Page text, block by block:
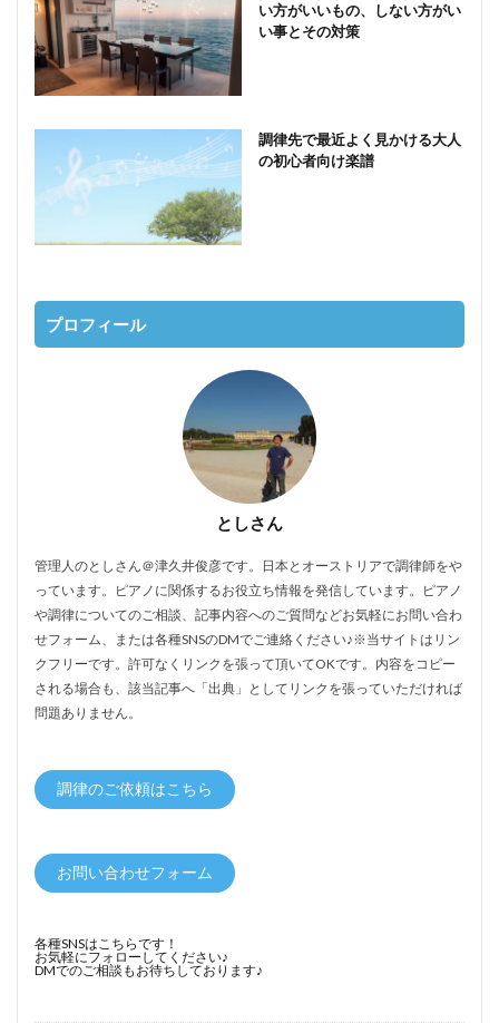
い方がいいもの、しない方がい
い事とその対策
調律先で最近よく見かける大人
の初心者向け楽譜
プロフィール
としさん
管理人のとしさん＠津久井俊彦です。日本とオーストリアで調律師をや
っています。ピアノに関係するお役立ち情報を発信しています。ピアノ
や調律についてのご相談、記事内容へのご質問などお気軽にお問い合わ
せフォーム、または各種SNSのDMでご連絡ください♪※当サイトはリン
クフリーです。許可なくリンクを張って頂いてOKです。内容をコピー
される場合も、該当記事へ「出典」としてリンクを張っていただければ
問題ありません。
調律のご依頼はこちら
お問い合わせフォーム
各種SNSはこちらです！
お気軽にフォローしてください♪
DMでのご相談もお待ちしております♪